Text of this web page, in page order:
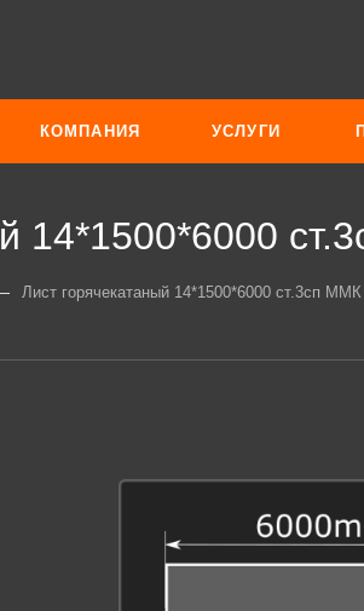
КОМПАНИЯ УСЛУГИ
14*1500*6000
Лист горячекатаный 14*1500*6000 ст.3сп